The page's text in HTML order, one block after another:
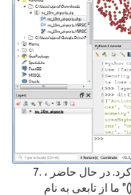
در حال حاضر ،
ما از تابعی به نام "()getFeatures " استفاده خواهیم کرد که به شما